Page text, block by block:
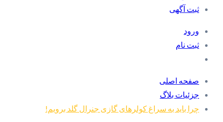
ثبت آگهی
ورود
ثبت نام
صفحه اصلی
جزئیات بلاگ
چرا باید به سراغ کولرهای گازی جنرال گلد برویم!